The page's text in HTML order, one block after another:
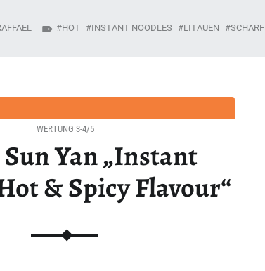
Sun Yan „Instant
& Spicy Flavour“
WERTUNG 3-4/5
HOT INSTANT NOODLES LITAUEN SCHARF